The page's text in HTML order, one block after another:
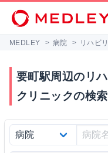
MEDLEY > 病院 > リハビ
要町駅周辺のリ
クリニックの検